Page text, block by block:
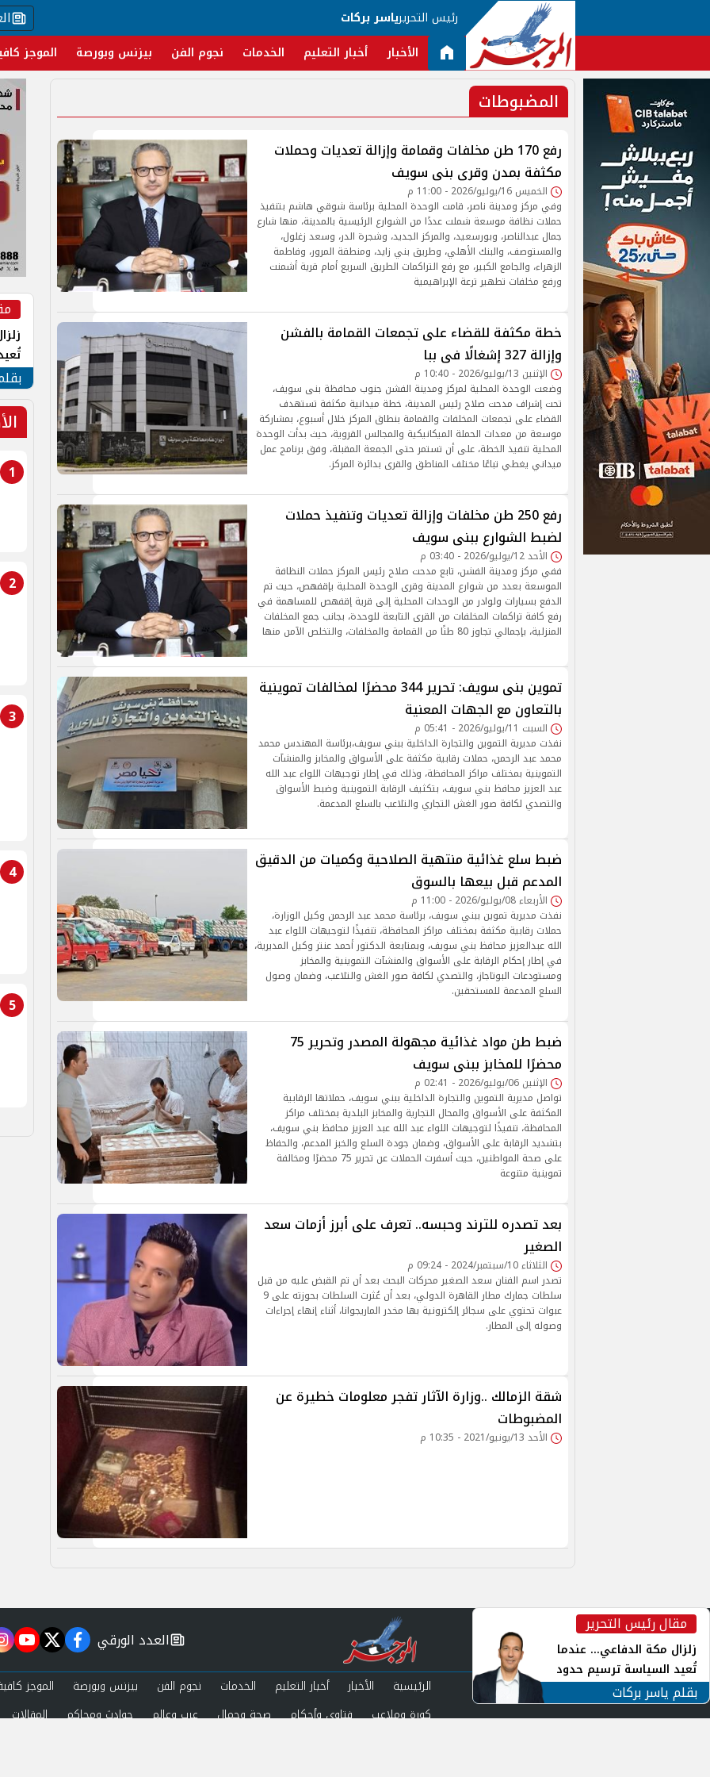
رئيس التحريرياسر بركات
الأخبار أخبار التعليم الخدمات نجوم الفن بيزنس وبورصة الموجز
المضبوطات
رفع 170 طن مخلفات وقمامة وإزالة تعديات وحملات
مكثفة بمدن وقرى بنى سويف
الخميس 16/يوليو/2026 - 11:00 م
وفي مركز ومدينة ناصر، قامت الوحدة المحلية برئاسة شوقي هاشم بتنفيذ
حملات نظافة موسعة شملت عددًا من الشوارع الرئيسية بالمدينة، منها شارع
جمال عبدالناصر، وبورسعيد، والمركز الجديد، وشجرة الدر، وسعد زغلول،
والمستوصف، والبنك الأهلي، وطريق بني زايد، ومنطقة المرور، وفاطمة
الزهراء، والجامع الكبير، مع رفع التراكمات الطريق السريع أمام قرية أشمنت
ورفع مخلفات تطهير ترعة الإبراهيمية
خطة مكثفة للقضاء على تجمعات القمامة بالفشن
وإزالة 327 إشغالًا فى ببا
الإثنين 13/يوليو/2026 - 10:40 م
وضعت الوحدة المحلية لمركز ومدينة الفشن جنوب محافظة بنى سويف،
تحت إشراف مدحت صلاح رئيس المدينة، خطة ميدانية مكثفة تستهدف
القضاء على تجمعات المخلفات والقمامة بنطاق المركز خلال أسبوع، بمشاركة
موسعة من معدات الحملة الميكانيكية والمجالس القروية، حيث بدأت الوحدة
المحلية تنفيذ الخطة، على أن تستمر حتى الجمعة المقبلة، وفق برنامج عمل
ميداني يغطي تباعًا مختلف المناطق والقرى بدائرة المركز.
رفع 250 طن مخلفات وإزالة تعديات وتنفيذ حملات
لضبط الشوارع ببنى سويف
الأحد 12/يوليو/2026 - 03:40 م
ففي مركز ومدينة الفشن، تابع مدحت صلاح رئيس المركز حملات النظافة
الموسعة بعدد من شوارع المدينة وقرى الوحدة المحلية بإقفهص، حيث تم
الدفع بسيارات ولوادر من الوحدات المحلية إلى قرية إقفهص للمساهمة في
رفع كافة تراكمات المخلفات من القرى التابعة للوحدة، بجانب جمع المخلفات
المنزلية، بإجمالي تجاوز 80 طنًا من القمامة والمخلفات، والتخلص الآمن منها
تموين بنى سويف: تحرير 344 محضرًا لمخالفات تموينية
بالتعاون مع الجهات المعنية
السبت 11/يوليو/2026 - 05:41 م
نفذت مديرية التموين والتجارة الداخلية ببني سويف،برئاسة المهندس محمد
محمد عبد الرحمن، حملات رقابية مكثفة على الأسواق والمخابز والمنشآت
التموينية بمختلف مراكز المحافظة، وذلك في إطار توجيهات اللواء عبد الله
عبد العزيز محافظ بني سويف، بتكثيف الرقابة التموينية وضبط الأسواق
والتصدي لكافة صور الغش التجاري والتلاعب بالسلع المدعمة.
ضبط سلع غذائية منتهية الصلاحية وكميات من الدقيق
المدعم قبل بيعها بالسوق
الأربعاء 08/يوليو/2026 - 11:00 م
نفذت مديرية تموين ببني سويف، برئاسة محمد عبد الرحمن وكيل الوزارة،
حملات رقابية مكثفة بمختلف مراكز المحافظة، تنفيذًا لتوجيهات اللواء عبد
الله عبدالعزيز محافظ بني سويف، وبمتابعة الدكتور أحمد عنتر وكيل المديرية،
في إطار إحكام الرقابة على الأسواق والمنشآت التموينية والمخابز
ومستودعات البوتاجاز، والتصدي لكافة صور الغش والتلاعب، وضمان وصول
السلع المدعمة للمستحقين.
ضبط طن مواد غذائية مجهولة المصدر وتحرير 75
محضرًا للمخابز ببنى سويف
الإثنين 06/يوليو/2026 - 02:41 م
تواصل مديرية التموين والتجارة الداخلية ببني سويف، حملاتها الرقابية
المكثفة على الأسواق والمحال التجارية والمخابز البلدية بمختلف مراكز
المحافظة، تنفيذًا لتوجيهات اللواء عبد الله عبد العزيز محافظ بني سويف،
بتشديد الرقابة على الأسواق، وضمان جودة السلع والخبز المدعم، والحفاظ
على صحة المواطنين، حيث أسفرت الحملات عن تحرير 75 محضرًا ومخالفة
تموينية متنوعة
بعد تصدره للترند وحبسه.. تعرف على أبرز أزمات سعد
الصغير
الثلاثاء 10/سبتمبر/2024 - 09:24 م
تصدر اسم الفنان سعد الصغير محركات البحث بعد أن تم القبض عليه من قبل
سلطات جمارك مطار القاهرة الدولي، بعد أن عُثرت السلطات بحوزته على 9
عبوات تحتوي على سجائر إلكترونية بها مخدر الماريجوانا، أثناء إنهاء إجراءات
وصوله إلى المطار.
شقة الزمالك ..وزارة الآثار تفجر معلومات خطيرة عن
المضبوطات
الأحد 13/يونيو/2021 - 10:35 م
1
2
3
4
5
مقال رئيس التحرير
زلزال مكة الدفاعي... عندما
تُعيد السياسة ترسيم حدود
الأمن القومي العربي
بقلم ياسر بركات
newspaper
العدد الورقي facebook
twitter
الرئيسية الأخبار أخبار التعليم الخدمات نجوم الفن بيزنس وبورصة
الموجز
كورة وملاعب
فتاوى وأحكام صحة وجمال عرب وعالم حوادث ومحاكم المقالات